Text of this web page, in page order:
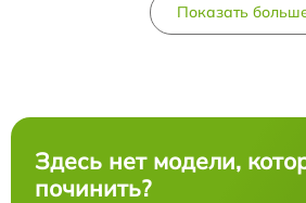
Показать
Здесь нет модели,
починить?